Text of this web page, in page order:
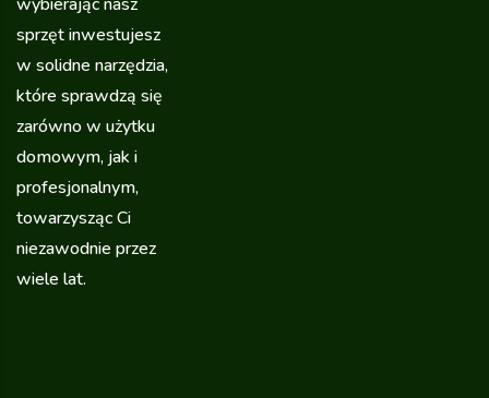
sprzęt inwestujesz
w solidne narzędzia,
które sprawdzą się
zarówno w użytku
domowym, jak i
profesjonalnym,
towarzysząc Ci
niezawodnie przez
wiele lat.